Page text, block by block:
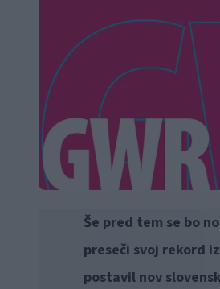
Še pred tem se bo
preseči svoj rekord
postavil nov